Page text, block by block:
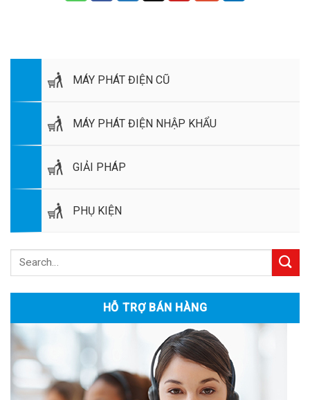
MÁY PHÁT ĐIỆN CŨ
MÁY PHÁT ĐIỆN NHẬP KHẨU
GIẢI PHÁP
PHỤ KIỆN
HỖ TRỢ BÁN HÀNG